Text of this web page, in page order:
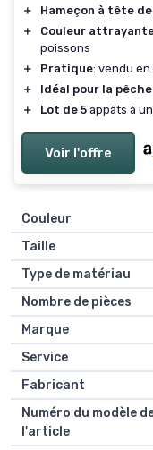
＋ Hameçon à tête
＋
Couleur
poissons
＋
Pratique: vendu
＋
Idéal pour la
＋
Lot de 5 appâts à
Voir l'offre
Couleur
Taille
Type de matériau
Nombre de pièces
Marque
Service
Fabricant
Numéro du modèle
l'article